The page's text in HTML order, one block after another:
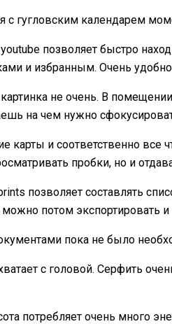
с гугловским календарем
позволяет быстро
и избранным. Очень
не очень. В
на чем нужно
карты и соответственно все
пробки, но и
позволяет составлять
потом экспортировать и
пока не было
с головой. Серфить
потребляет очень много